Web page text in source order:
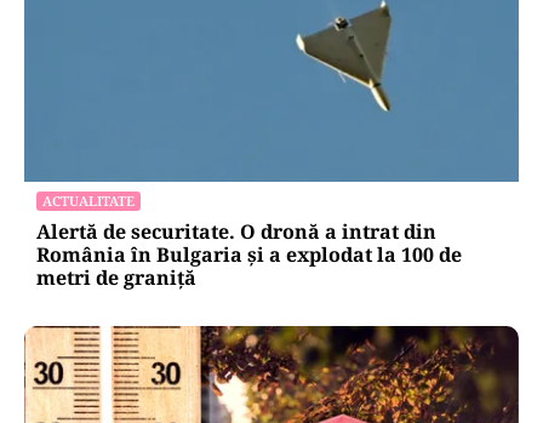
ACTUALITATE
Alertă de securitate. O dronă a intrat din
România în Bulgaria şi a explodat la 100 de
metri de graniţă